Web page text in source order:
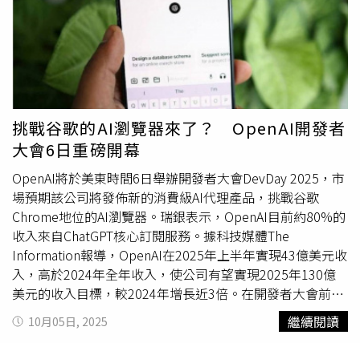
要留意的是，這批資料並非全都「最新鮮」。資料集裡往往
混雜舊年外洩樣本與近期竊取記錄，造成使用者誤以為「剛
剛被駭」。正因來源時間軸拉得很長，檢查結果即便來自多
年前事件，依然值得現在就更改密碼，避免被攻擊者以舊資
料嘗試登入現行帳號。對企業與高風險族群來說，導入密碼
管理器、強制長度與複雜度、全站啟用MFA，以及監看異常
登入行為，都是當下能立即落地的緩解手段。
經紀人合作長達12年時間，如今突然宣布結束合作，讓不少
粉絲覺得事情不單純，紛紛猜測雙方之間發生什麼事情，是
否有誤會或糾紛之類的情形。事實上，婁峻碩在今年生日當
天的演唱會上，請來愛妻焦凡凡當嘉賓，兩人在Talking環
節突然公開超音波照，宣布他們要當爸媽，準備迎來他們愛
的結晶，引起現場粉絲尖叫聲不斷，許多網友也紛紛湧入兩
人社群送上祝福。
挑戰谷歌的AI瀏覽器來了？ OpenAI開發者
大會6日重磅開幕
OpenAI將於美東時間6日舉辦開發者大會DevDay 2025，市
場預期該公司將發佈新的消費級AI代理產品，挑戰谷歌
Chrome地位的AI瀏覽器。瑞銀表示，OpenAI目前約80%的
收入來自ChatGPT核心訂閱服務。據科技媒體The
Information報導，OpenAI在2025年上半年實現43億美元收
入，高於2024年全年收入，使公司有望實現2025年130億
美元的收入目標，較2024年增長近3倍。在開發者大會前
夕，OpenAI已推出兩項關鍵產品作爲預熱，一是即時結帳
功能，OpenAI與Stripe合作推出，使用戶能夠直接從Etsy和
10月05日, 2025 繼續閱讀